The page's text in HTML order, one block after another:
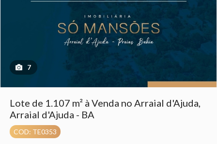
7
Lote de 1.107 m² à Venda no Arraial d'Ajuda,
Arraial d'Ajuda - BA
COD: TE0353